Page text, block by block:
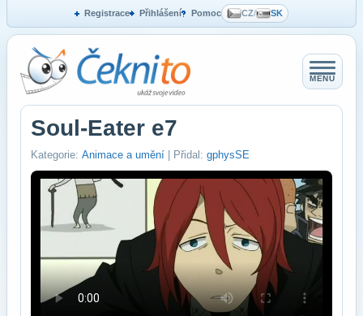
Registrace Přihlášení Pomoc CZ/ SK
MENU
Soul-Eater e7
Kategorie: Animace a umění | Přidal: gphysSE